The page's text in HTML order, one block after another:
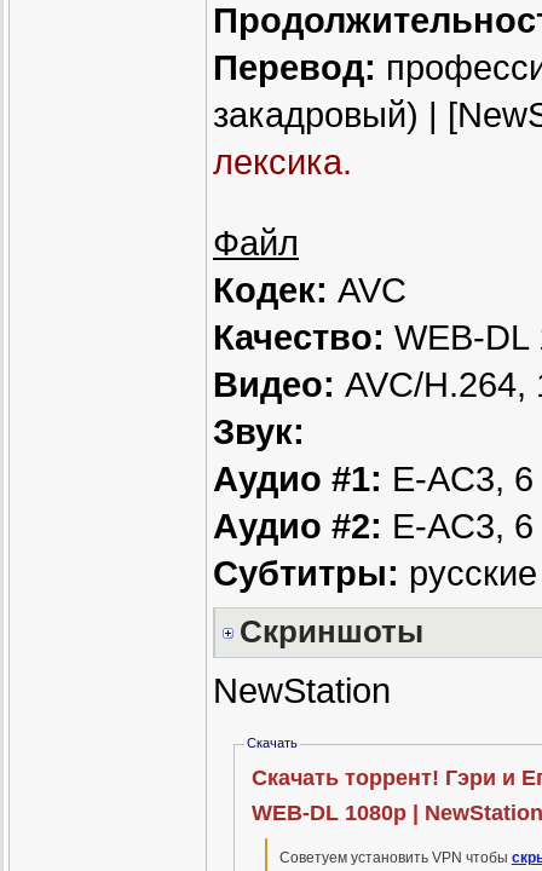
Перевод:
закадровый) |
лексика.
Файл
Кодек: AVC
Качество: WEB-DL
Видео: AVC/H.264,
Звук:
Аудио #1: E-AC3,
Аудио #2: E-AC3,
Субтитры:
Скриншоты
NewStation
Скачать
Скачать торрент! Гэри и
WEB-DL 1080p | NewStation
Советуем установить VPN чтобы